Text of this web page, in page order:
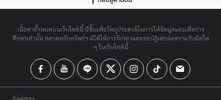
เนื้อหาทั้งหมดบนเว็บไซต์นี้ มีขึ้นเพื่อวัตถุประสงค์ในการให้ข้อมูลและเพื่อการ
ศึกษาเท่านั้น ตลาดหลักทรัพย์ฯ มิได้ให้การรับรองและขอปฏิเสธต่อความรับผิดใด
ๆ ในเว็บไซต์นี้